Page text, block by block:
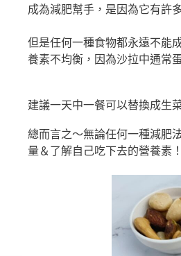
成為減肥幫手，是因為它有許
但是任何一種食物都永遠不能
養素不均衡，因為沙拉中通常
建議一天中一餐可以替換成生
總而言之～無論任何一種減肥
量＆了解自己吃下去的營養素！